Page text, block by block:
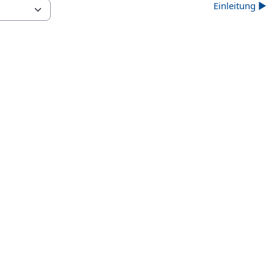
Einleitung ▶︎